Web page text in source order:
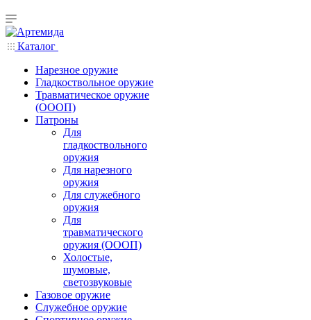
Каталог
Нарезное оружие
Гладкоствольное оружие
Травматическое оружие
(ОООП)
Патроны
Для
гладкоствольного
оружия
Для нарезного
оружия
Для служебного
оружия
Для
травматического
оружия (ОООП)
Холостые,
шумовые,
светозвуковые
Газовое оружие
Служебное оружие